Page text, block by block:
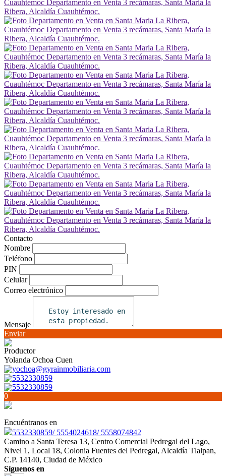
Contacto
Nombre
Teléfono
PIN
Celular
Correo electrónico
Mensaje
Enviar
Productor
Yolanda Ochoa Cuen
yochoa@gyrainmobiliaria.com
5532330859
5532330859
0
Encuéntranos en
5532330859/ 5554024618/ 5558074842
Camino a Santa Teresa 13, Centro Comercial Pedregal del Lago,
Nivel 1, Local 18, Colonia Fuentes del Pedregal, Alcaldía Tlalpan,
C.P. 14140, Ciudad de México
Síguenos en